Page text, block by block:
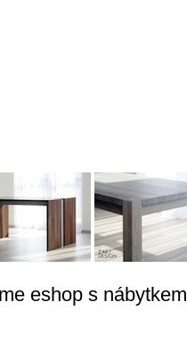
eshop s nábytkem